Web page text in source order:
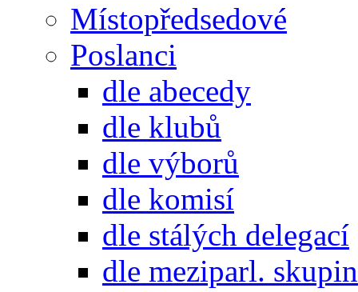
Místopředsedové
Poslanci
dle abecedy
dle klubů
dle výborů
dle komisí
dle stálých delegací
dle meziparl. skupin